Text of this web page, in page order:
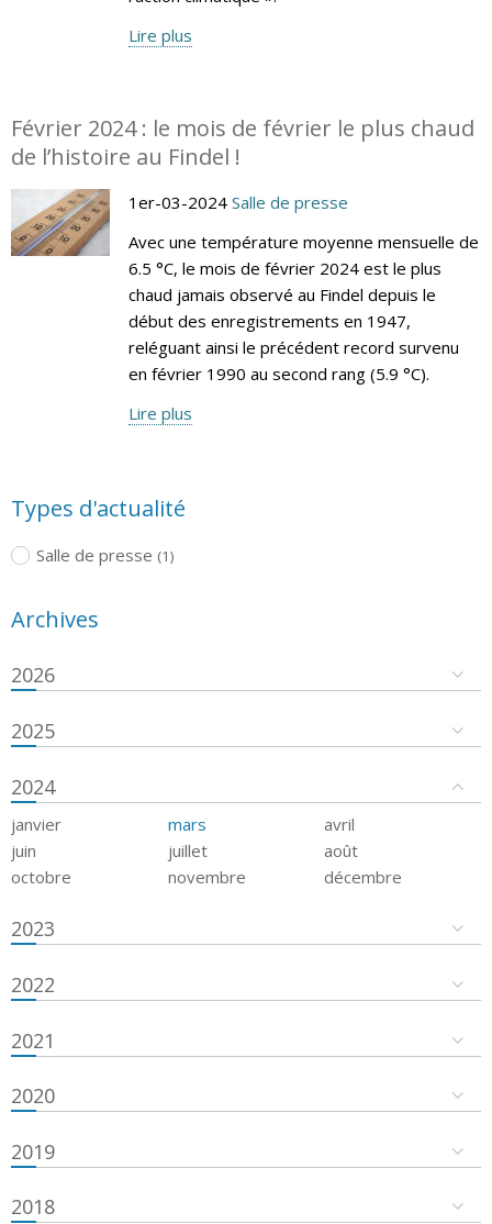
Lire plus
Février 2024 : le mois de février le plus chaud
de l’histoire au Findel !
1er-03-2024 Salle de presse
Avec une température moyenne mensuelle de
6.5 °C, le mois de février 2024 est le plus
chaud jamais observé au Findel depuis le
début des enregistrements en 1947,
reléguant ainsi le précédent record survenu
en février 1990 au second rang (5.9 °C).
Lire plus
Types d'actualité
Salle de presse (1)
Archives
2026
2025
2024
janvier mars
avril
juin
juillet
août
octobre
novembre décembre
2023
2022
2021
2020
2019
2018